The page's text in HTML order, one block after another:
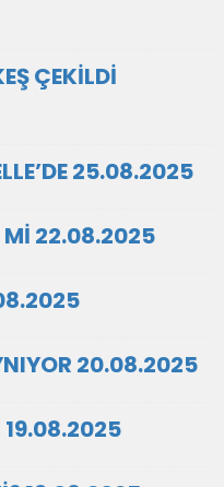
ÇEKİLDİ
25.08.2025
Mİ 22.08.2025
20.08.2025
19.08.2025